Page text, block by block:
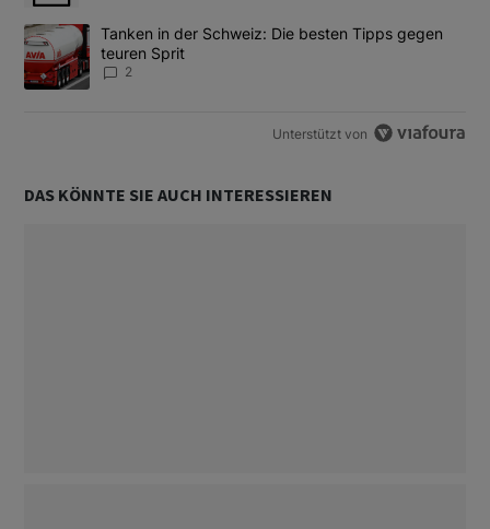
Ein Trendartikel mit dem Titel "Tanken in der Schweiz: Die
Tanken in der Schweiz: Die besten Tipps gegen
teuren Sprit
2
Unterstützt von
DAS KÖNNTE SIE AUCH INTERESSIEREN